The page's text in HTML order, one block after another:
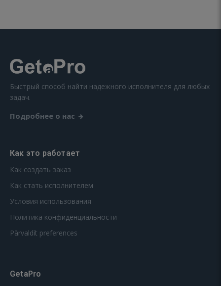
Быстрый способ найти надежного исполнителя для любых
задач.
Подробнее о нас
Как это работает
Как создать заказ
Как стать исполнителем
Условия использования
Политика конфиденциальности
Pārvaldīt preferences
GetaPro